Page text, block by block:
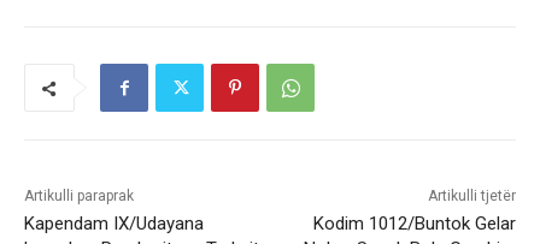
Artikulli paraprak
Kapendam IX/Udayana
Artikulli tjetër
Kodim 1012/Buntok Gelar